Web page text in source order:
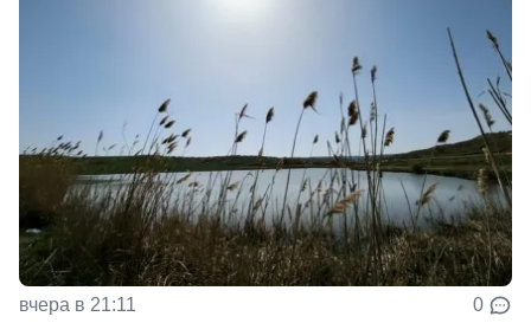
вчера в 21:11 0